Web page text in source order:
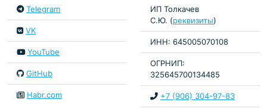
Telegram
VK
YouTube
GitHub
Habr.com
ИП Толкачев
С.Ю. (реквизиты)
ИНН: 645005070108
ОГРНИП:
325645700134485
+7 (906) 304-97-83